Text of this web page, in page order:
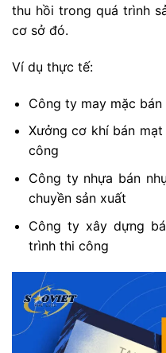
thu hồi trong quá trình
cơ sở đó.
Ví dụ thực tế:
Công ty may mặc
Xưởng cơ khí bán
công
Công ty nhựa bán
chuyền sản xuất
Công ty xây dựng
trình thi công